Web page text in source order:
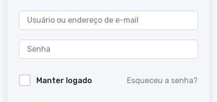
Manter logado Esqueceu a senha?